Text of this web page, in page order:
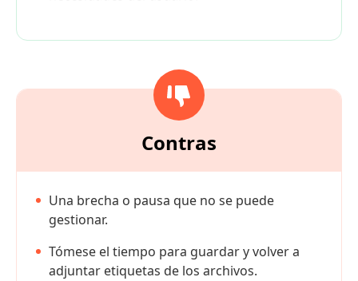
Contras
Una brecha o pausa que no se puede
gestionar.
Tómese el tiempo para guardar y volver a
adjuntar etiquetas de los archivos.